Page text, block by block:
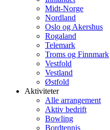
Midt-Norge
Nordland
Oslo og Akershus
Rogaland
Telemark
Troms og Finnmark
Vestfold
Vestland
Østfold
Aktiviteter
Alle arrangement
Aktiv bedrift
Bowling
Bordtennis